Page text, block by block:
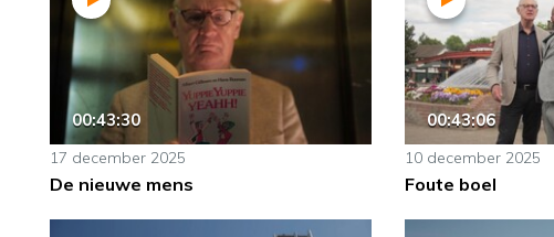
00:43:30
17 december 2025
De nieuwe mens
00:43:06
10 december 2025
Foute boel